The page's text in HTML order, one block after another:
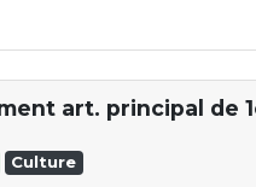
art. principal de
Culture